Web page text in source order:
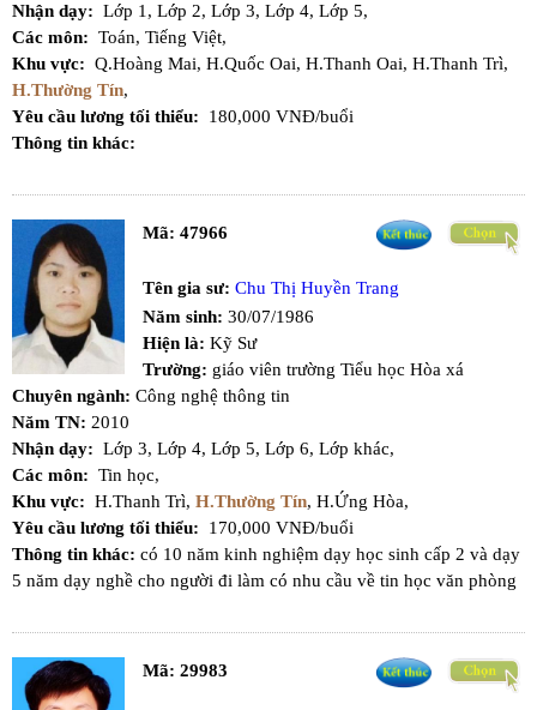
Nhận dạy: Lớp 1, Lớp 2, Lớp 3, Lớp 4, Lớp 5,
Các môn: Toán, Tiếng Việt,
Khu vực: Q.Hoàng Mai, H.Quốc Oai, H.Thanh Oai, H.Thanh Trì,
H.Thường Tín,
Yêu cầu lương tối thiểu:
180,000 VNĐ/buổi
Thông tin khác:
Mã: 47966
Tên gia sư: Chu Thị Huyền Trang
Năm sinh: 30/07/1986
Hiện là: Kỹ Sư
Trường: giáo viên trường Tiểu học Hòa xá
Chuyên ngành: Công nghệ thông tin
Năm TN: 2010
Nhận dạy: Lớp 3, Lớp 4, Lớp 5, Lớp 6, Lớp khác,
Các môn: Tin học,
Khu vực: H.Thanh Trì, H.Thường Tín, H.Ứng Hòa,
Yêu cầu lương tối thiểu:
170,000 VNĐ/buổi
Thông tin khác: có 10 năm kinh nghiệm dạy học sinh cấp 2 và dạy
5 năm dạy nghề cho người đi làm có nhu cầu về tin học văn phòng
Mã: 29983